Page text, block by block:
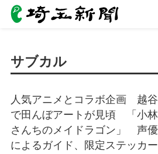
サブカル
人気アニメとコラボ企画 越谷
で田んぼアートが見頃 「小林
さんちのメイドラゴン」 声優
によるガイド、限定ステッカー